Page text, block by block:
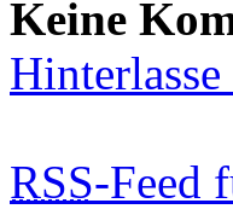
Keine
RSS-Feed